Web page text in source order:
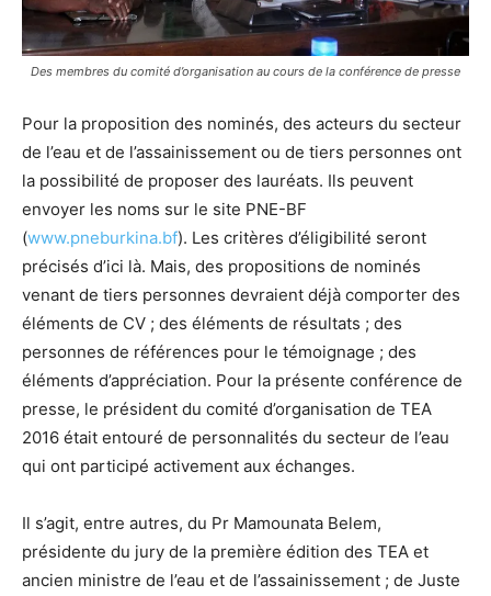
Des membres du comité d’organisation au cours de la conférence de presse
Pour la proposition des nominés, des acteurs du secteur
de l’eau et de l’assainissement ou de tiers personnes ont
la possibilité de proposer des lauréats. Ils peuvent
envoyer les noms sur le site PNE-BF
(www.pneburkina.bf). Les critères d’éligibilité seront
précisés d’ici là. Mais, des propositions de nominés
venant de tiers personnes devraient déjà comporter des
éléments de CV ; des éléments de résultats ; des
personnes de références pour le témoignage ; des
éléments d’appréciation. Pour la présente conférence de
presse, le président du comité d’organisation de TEA
2016 était entouré de personnalités du secteur de l’eau
qui ont participé activement aux échanges.
Il s’agit, entre autres, du Pr Mamounata Belem,
présidente du jury de la première édition des TEA et
ancien ministre de l’eau et de l’assainissement ; de Juste